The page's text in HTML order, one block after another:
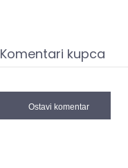
Komentari kupca
Ostavi komentar